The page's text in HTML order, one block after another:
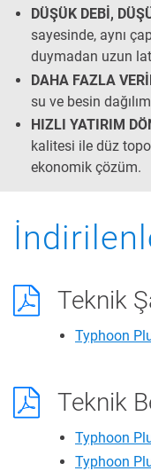
DÜŞÜK DEBİ,
sayesinde, aynı
duymadan uzun
DAHA FAZLA
su ve besin
HIZLI YATIRIM
kalitesi ile düz
ekonomik çözüm.
Teknik
Typhoon
Teknik
Typhoon
Typhoon